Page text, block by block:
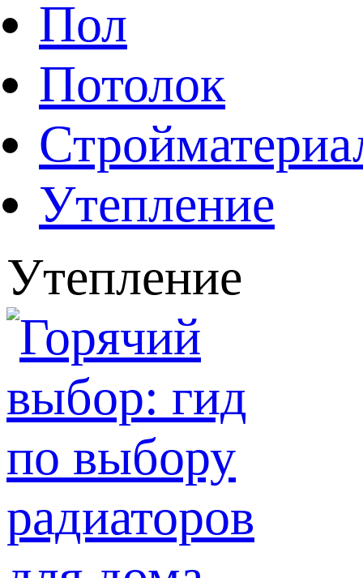
Пол
Потолок
Утепление
Утепление